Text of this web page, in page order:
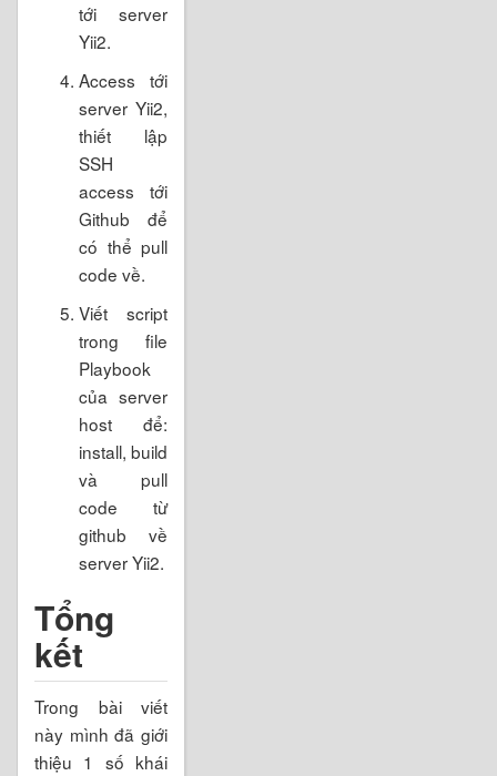
tới server
Yii2.
Access tới
server Yii2,
thiết lập
SSH
access tới
Github để
có thể pull
code về.
Viết script
trong file
Playbook
của server
host để:
install, build
và pull
code từ
github về
server Yii2.
Tổng
kết
Trong bài viết
này mình đã giới
thiệu 1 số khái